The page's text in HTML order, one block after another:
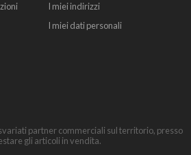
I miei indirizzi
I miei dati personali
partner commerciali sul territorio, presso
gli articoli in vendita.